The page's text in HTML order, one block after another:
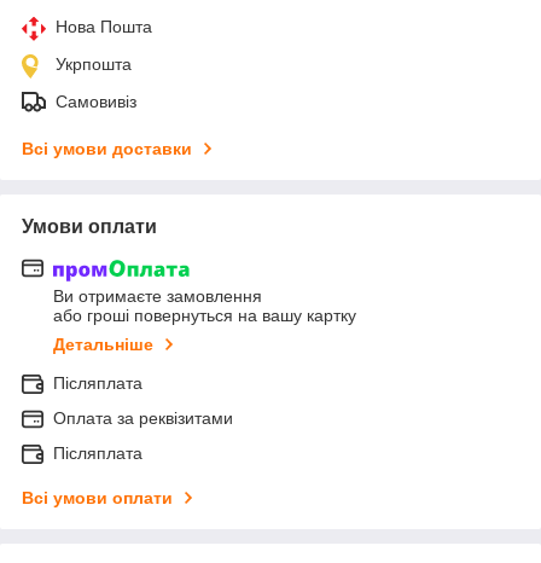
Нова Пошта
Укрпошта
Самовивіз
Всі умови доставки
Умови оплати
Ви отримаєте замовлення
або гроші повернуться на вашу картку
Детальніше
Післяплата
Оплата за реквізитами
Післяплата
Всі умови оплати